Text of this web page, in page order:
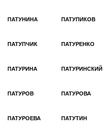
ПАТУНИНА ПАТУПИКОВ
ПАТУПЧИК ПАТУРЕНКО
ПАТУРИНА ПАТУРИНСКИЙ
ПАТУРОВ ПАТУРОВА
ПАТУРОЕВА ПАТУТИН